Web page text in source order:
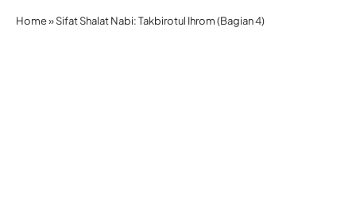
Home»Sifat Shalat Nabi: Takbirotul Ihrom (Bagian 4)